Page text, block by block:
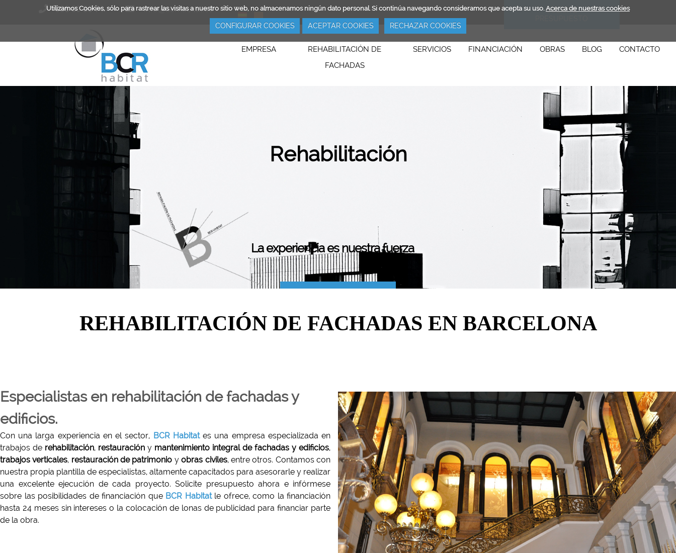
Utilizamos Cookies, sólo para rastrear las visitas a nuestro sitio web, no almacenamos ningún dato personal. Si continúa navegando consideramos que acepta su uso. Acerca de nuestras cookies
CONFIGURAR COOKIES ACEPTAR COOKIES RECHAZAR COOKIES
936 80 36 74 info@bcrhabitat.es
SOLICITE
EMPRESA
REHABILITACIÓN DE
FACHADAS
SERVICIOS FINANCIACIÓN OBRAS BLOG CONTACTO
Rehabilitación
La experiencia es nuestra fuerza
REHABILITACIÓN DE FACHADAS EN BARCELONA
Especialistas en rehabilitación de fachadas y
edificios.
Con una larga experiencia en el sector, BCR Habitates una empresa especializada en
trabajos de rehabilitación, restauración y mantenimiento integral de fachadas y edificios,
trabajos verticales, restauración de patrimonio yobras civiles, entre otros. Contamos con
nuestra propia plantilla de especialistas, altamente capacitados para asesorarle y realizar
una excelente ejecución de cada proyecto. Solicite presupuesto ahora e infórmese
sobre las posibilidades de financiación que BCR Habitatle ofrece, como la financiación
hasta 24 meses sin intereses o la colocación de lonas de publicidad para financiar parte
de la obra.